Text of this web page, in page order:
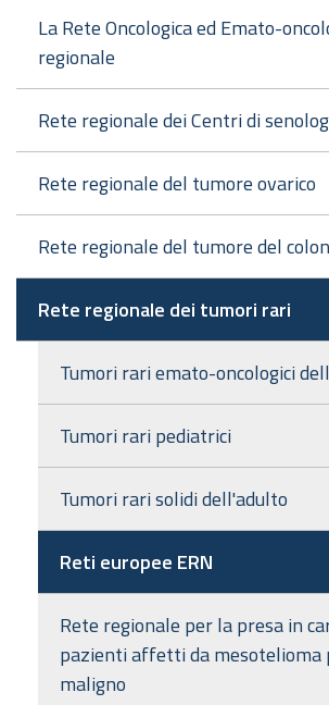
La Rete Oncologica ed Emato-
regionale
Rete regionale dei Centri di
Rete regionale del tumore ovarico
Rete regionale del tumore del
Rete regionale dei tumori rari
Tumori rari emato-oncologici
Tumori rari pediatrici
Tumori rari solidi dell'adulto
Reti europee ERN
Rete regionale per la presa in
pazienti affetti da mesotelioma
maligno